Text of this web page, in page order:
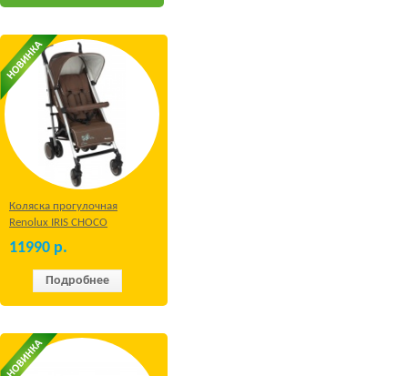
Коляска прогулочная
Renolux IRIS CHOCO
11990 р.
Подробнее